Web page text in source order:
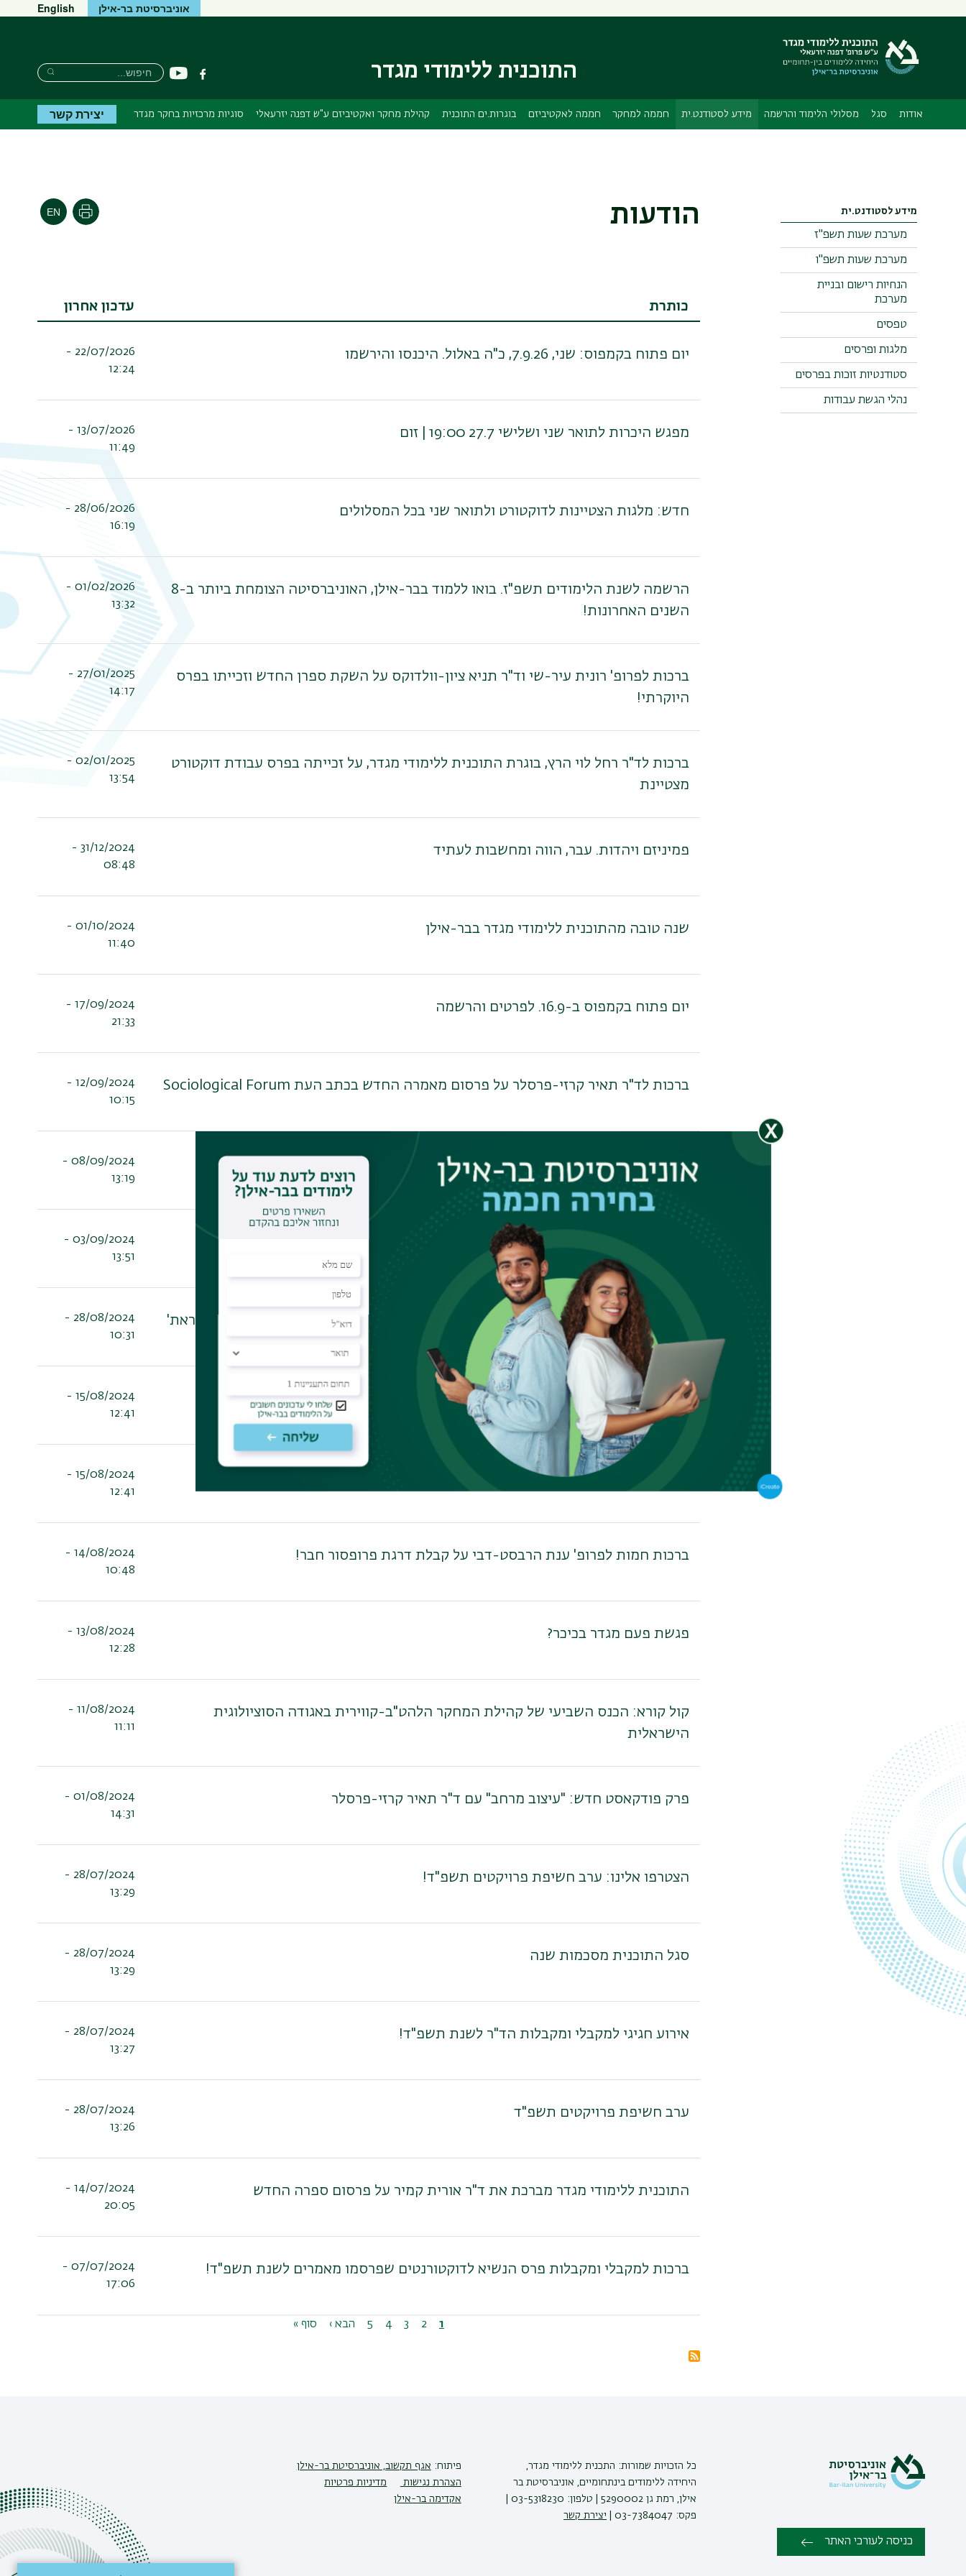
ראשי
תפריט
אוניברסיטת בר-אילן English
התוכנית ללימודי מגדר פייסבוקיוטיוב
חיפוש
חיפוש
חיפוש
אודות סגל מסלולי הלימוד והרשמה מידע לסטודנט.ית חממה למחקר חממה לאקטיביזם בוגרות.ים התוכנית קהילת מחקר ואקטיביזם ע"ש דפנה יזרעאלי סוגיות מרכזיות בחקר מגדר יצירת קשר
מידע לסטודנט.ית
מערכת שעות תשפ"ז
מערכת שעות תשפ"ו
הנחיות רישום ובניית
מערכת
טפסים
מלגות ופרסים
סטודנטיות זוכות בפרסים
נהלי הגשת עבודות
הודעות הדפסה
כותרת עדכון אחרון
יום פתוח בקמפוס: שני, 7.9.26, כ"ה באלול. היכנסו והירשמו
22/07/2026 -
12:24
מפגש היכרות לתואר שני ושלישי 27.7 19:00 | זום
13/07/2026 -
11:49
חדש: מלגות הצטיינות לדוקטורט ולתואר שני בכל המסלולים
28/06/2026 -
16:19
הרשמה לשנת הלימודים תשפ"ז. בואו ללמוד בבר-אילן, האוניברסיטה הצומחת ביותר ב-8
השנים האחרונות!
01/02/2026 -
13:32
ברכות לפרופ' רונית עיר-שי וד"ר תניא ציון-וולדוקס על השקת ספרן החדש וזכייתו בפרס
היוקרתי!
27/01/2025 -
14:17
ברכות לד"ר רחל לוי הרץ, בוגרת התוכנית ללימודי מגדר, על זכייתה בפרס עבודת דוקטורט
מצטיינת
02/01/2025 -
13:54
פמיניזם ויהדות. עבר, הווה ומחשבות לעתיד
31/12/2024 -
08:48
שנה טובה מהתוכנית ללימודי מגדר בבר-אילן
01/10/2024 -
11:40
יום פתוח בקמפוס ב-16.9. לפרטים והרשמה
17/09/2024 -
21:33
ברכות לד"ר תאיר קרזי-פרסלר על פרסום מאמרה החדש בכתב העת Sociological Forum
12/09/2024 -
10:15
סהר גל, בוגרת התוכנית, מתארחת בפודקאסט "סקס אפיל"
08/09/2024 -
13:19
להרחיב אופקים ולהרגיש בבית
03/09/2024 -
13:51
דניאל נעים, בוגרת מגמת מגדר בשטח ואשת חינוך, בכתבה חדשה לאתר 'פוליטקלי קוראת'
28/08/2024 -
10:31
ברכות לפרופ' רונית עיר-שי על זכייתה במענק אישי מטעם הקרן הלאומית למדע!
15/08/2024 -
12:41
ברכות לד"ר גילי הרטל על זכייתה במענק מחקר אישי מטעם הקרן הלאומית למדע!
15/08/2024 -
12:41
ברכות חמות לפרופ' ענת הרבסט-דבי על קבלת דרגת פרופסור חבר!
14/08/2024 -
10:48
פגשת פעם מגדר בכיכר?
13/08/2024 -
12:28
קול קורא: הכנס השביעי של קהילת המחקר הלהט"ב-קווירית באגודה הסוציולוגית
הישראלית
11/08/2024 -
11:11
פרק פודקאסט חדש: "עיצוב מרחב" עם ד"ר תאיר קרזי-פרסלר
01/08/2024 -
14:31
הצטרפו אלינו: ערב חשיפת פרויקטים תשפ"ד!
28/07/2024 -
13:29
סגל התוכנית מסכמות שנה
28/07/2024 -
13:29
אירוע חגיגי למקבלי ומקבלות הד"ר לשנת תשפ"ד!
28/07/2024 -
13:27
ערב חשיפת פרויקטים תשפ"ד
28/07/2024 -
13:26
התוכנית ללימודי מגדר מברכת את ד"ר אורית קמיר על פרסום ספרה החדש
14/07/2024 -
20:05
ברכות למקבלי ומקבלות פרס הנשיא לדוקטורנטים שפרסמו מאמרים לשנת תשפ"ד!
07/07/2024 -
17:06
דף
1 דף
2 דף
3 דף
4 דף
5
הדף
הבא ›
הדף
סוף »
מנוי
כניסה לעורכי האתר
כל הזכויות שמורות: התכנית ללימודי מגדר,
היחידה ללימודים בינתחומיים, אוניברסיטת בר
פקס: 03-7384047 |
יצירת קשר
פיתוח: אגף תקשוב, אוניברסיטת בר-אילן
הצהרת נגישות
מדיניות פרטיות
אקדימה בר-אילן